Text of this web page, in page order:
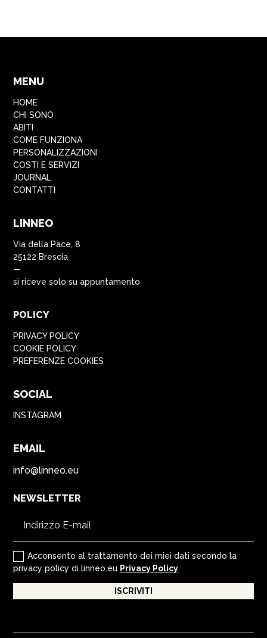
MENU
HOME
CHI SONO
ABITI
COME FUNZIONA
PERSONALIZZAZIONI
COSTI E SERVIZI
JOURNAL
CONTATTI
LINNEO
Via della Pace, 8
25122 Brescia
—
si riceve solo su appuntamento
POLICY
PRIVACY POLICY
COOKIE POLICY
PREFERENZE COOKIES
SOCIAL
INSTAGRAM
EMAIL
info@linneo.eu
NEWSLETTER
Acconsento al trattamento dei miei dati secondo la
privacy policy di linneo.eu Privacy Policy
ISCRIVITI